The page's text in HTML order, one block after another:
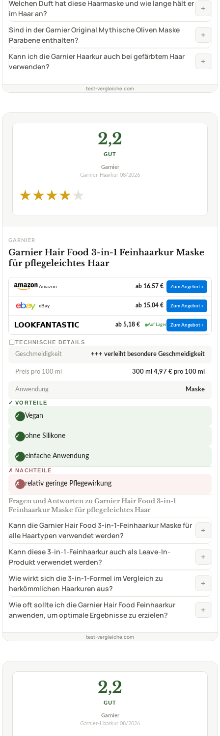
Welchen Duft hat diese Haarmaske und wie lange hält er
im Haar an?
+
Sind in der Garnier Original Mythische Oliven Maske
Parabene enthalten?
+
Kann ich die Garnier Haarkur auch bei gefärbtem Haar
verwenden?
+
test-vergleiche.com
2,2
GUT
Garnier
Garnier-Haarkur 08/2026
★★★★★
GARNIER
Garnier Hair Food 3-in-1 Feinhaarkur Maske
für pflegeleichtes Haar
Amazon ab 16,57 € Zum Angebot »
eBay ab 15,04 € Zum Angebot »
LOOKFANTASTIC DACH
ab 5,18 € Auf Lager Zum Angebot »
TECHNISCHE DETAILS
Geschmeidigkeit +++ verleiht besondere Geschmeidigkeit
Preis pro 100 ml 300 ml 4,97 € pro 100 ml
Anwendung Maske
✓ VORTEILE
✓ Vegan
✓ ohne Silikone
✓ einfache Anwendung
✗ NACHTEILE
✗ relativ geringe Pflegewirkung
Fragen und Antworten zu Garnier Hair Food 3-in-1
Feinhaarkur Maske für pflegeleichtes Haar
Kann die Garnier Hair Food 3-in-1-Feinhaarkur Maske für
alle Haartypen verwendet werden?
+
Kann diese 3-in-1-Feinhaarkur auch als Leave-In-
Produkt verwendet werden?
+
Wie wirkt sich die 3-in-1-Formel im Vergleich zu
herkömmlichen Haarkuren aus?
+
Wie oft sollte ich die Garnier Hair Food Feinhaarkur
anwenden, um optimale Ergebnisse zu erzielen?
+
test-vergleiche.com
2,2
GUT
Garnier
Garnier-Haarkur 08/2026